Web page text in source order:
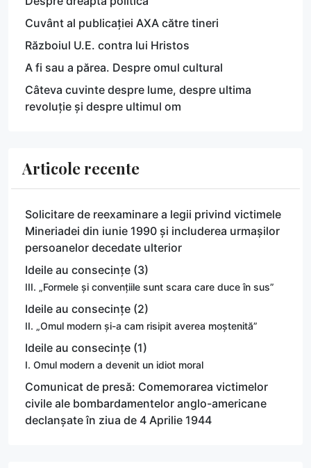
Cuvânt al publicației AXA către tineri
Războiul U.E. contra lui Hristos
A fi sau a părea. Despre omul cultural
Câteva cuvinte despre lume, despre ultima
revoluție și despre ultimul om
Articole recente
Solicitare de reexaminare a legii privind victimele
Mineriadei din iunie 1990 și includerea urmașilor
persoanelor decedate ulterior
Ideile au consecințe (3)
III. „Formele și convențiile sunt scara care duce în sus”
Ideile au consecințe (2)
II. „Omul modern și-a cam risipit averea moștenită”
Ideile au consecințe (1)
I. Omul modern a devenit un idiot moral
Comunicat de presă: Comemorarea victimelor
civile ale bombardamentelor anglo-americane
declanșate în ziua de 4 Aprilie 1944